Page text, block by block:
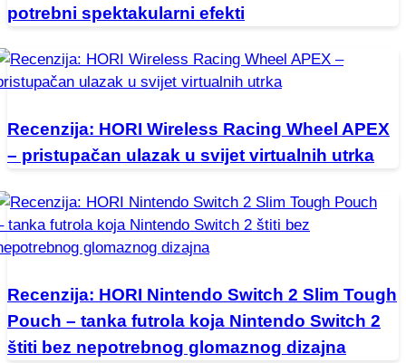
potrebni spektakularni efekti
Recenzija: HORI Wireless Racing Wheel APEX
– pristupačan ulazak u svijet virtualnih utrka
Recenzija: HORI Nintendo Switch 2 Slim Tough
Pouch – tanka futrola koja Nintendo Switch 2
štiti bez nepotrebnog glomaznog dizajna